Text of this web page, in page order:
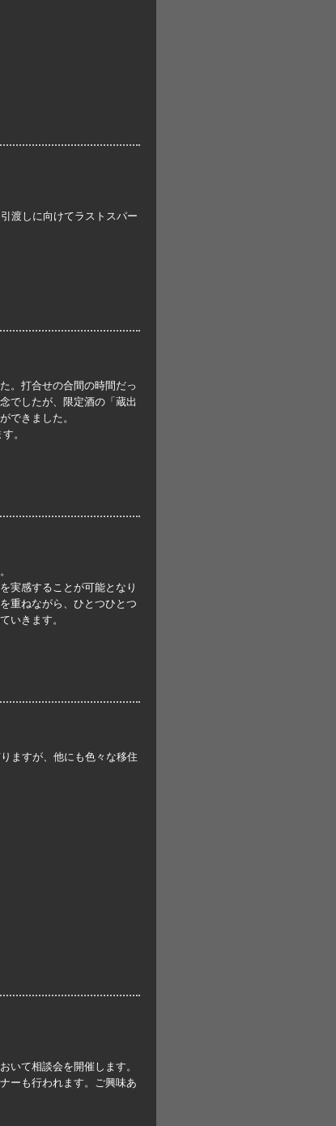
渡しに向けてラストスパー
。打合せの合間の時間だっ
でしたが、限定酒の「蔵出
できました。
。
実感することが可能となり
重ねながら、ひとつひとつ
いきます。
ますが、他にも色々な移住
いて相談会を開催します。
ーも行われます。ご興味あ